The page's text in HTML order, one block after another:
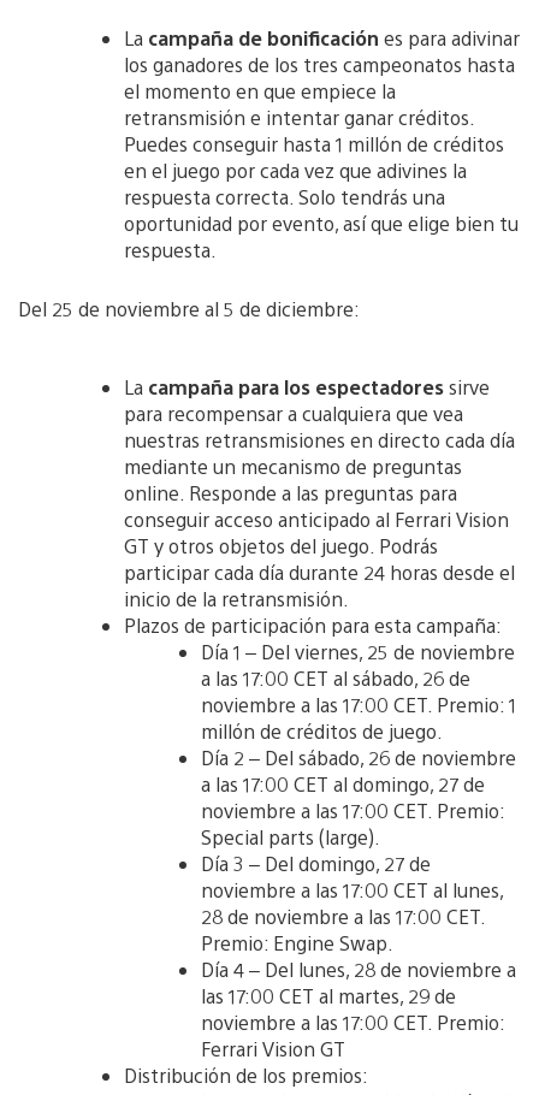
La campaña de bonificación es para adivinar
los ganadores de los tres campeonatos hasta
el momento en que empiece la
retransmisión e intentar ganar créditos.
Puedes conseguir hasta 1 millón de créditos
en el juego por cada vez que adivines la
respuesta correcta. Solo tendrás una
oportunidad por evento, así que elige bien tu
respuesta.
Del 25 de noviembre al 5 de diciembre:
La campaña para los espectadoressirve
para recompensar a cualquiera que vea
nuestras retransmisiones en directo cada día
mediante un mecanismo de preguntas
online. Responde a las preguntas para
conseguir acceso anticipado al Ferrari Vision
GT y otros objetos del juego. Podrás
participar cada día durante 24 horas desde el
inicio de la retransmisión.
Plazos de participación para esta campaña:
Día 1 – Del viernes, 25 de noviembre
a las 17:00 CET al sábado, 26 de
noviembre a las 17:00 CET. Premio: 1
millón de créditos de juego.
Día 2 – Del sábado, 26 de noviembre
a las 17:00 CET al domingo, 27 de
noviembre a las 17:00 CET. Premio:
Special parts (large).
Día 3 – Del domingo, 27 de
noviembre a las 17:00 CET al lunes,
28 de noviembre a las 17:00 CET.
Premio: Engine Swap.
Día 4 – Del lunes, 28 de noviembre a
las 17:00 CET al martes, 29 de
noviembre a las 17:00 CET. Premio:
Ferrari Vision GT
Distribución de los premios: